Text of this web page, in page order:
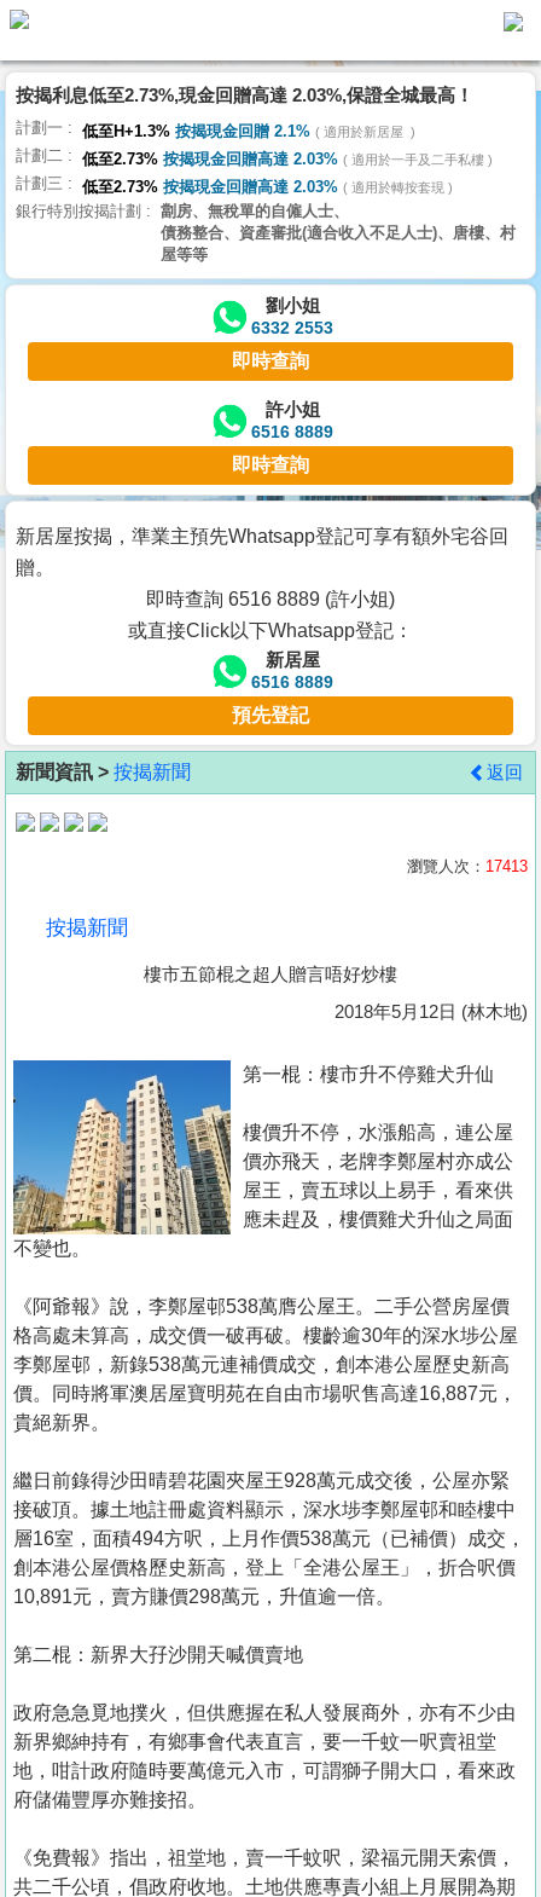
代
理
主
頁
搵
樓/
交
業
主
宅
谷
按
客
地
產
冊
關
我
們
按揭利息低至2.73%,現金回贈高達 2.03%,保證全城最高！
計劃一 低至H+1.3% 按揭現金回贈 2.1% 適用於新居屋
計劃二 低至2.73% 按揭現金回贈高達 2.03% 適用於一手及二手私樓
計劃三 低至2.73% 按揭現金回贈高達 2.03% 適用於轉按套現
銀行特別按揭計劃
劏房、無稅單的自僱人士、
債務整合、資產審批(適合收入不足人士)、唐樓、村
屋等等
劉小姐
6332 2553
即時查詢
許小姐
6516 8889
即時查詢
新居屋按揭，準業主預先Whatsapp登記可享有額外宅谷回
贈。
即時查詢 6516 8889 (許小姐)
或直接Click以下Whatsapp登記：
新居屋
6516 8889
預先登記
新聞資訊 > 按揭新聞 返回
瀏覽人次： 17413
按揭新聞
樓市五節棍之超人贈言唔好炒樓
2018年5月12日 (林木地)
第一棍：樓市升不停雞犬升仙
樓價升不停，水漲船高，連公屋
價亦飛天，老牌李鄭屋村亦成公
屋王，賣五球以上易手，看來供
應未趕及，樓價雞犬升仙之局面
不變也。
《阿爺報》說，李鄭屋邨538萬膺公屋王。二手公營房屋價
格高處未算高，成交價一破再破。樓齡逾30年的深水埗公屋
李鄭屋邨，新錄538萬元連補價成交，創本港公屋歷史新高
價。同時將軍澳居屋寶明苑在自由市場呎售高達16,887元，
貴絕新界。
繼日前錄得沙田晴碧花園夾屋王928萬元成交後，公屋亦緊
接破頂。據土地註冊處資料顯示，深水埗李鄭屋邨和睦樓中
層16室，面積494方呎，上月作價538萬元（已補價）成交，
創本港公屋價格歷史新高，登上「全港公屋王」，折合呎價
10,891元，賣方賺價298萬元，升值逾一倍。
第二棍：新界大孖沙開天喊價賣地
政府急急覓地撲火，但供應握在私人發展商外，亦有不少由
新界鄉紳持有，有鄉事會代表直言，要一千蚊一呎賣祖堂
地，咁計政府隨時要萬億元入市，可謂獅子開大口，看來政
府儲備豐厚亦難接招。
《免費報》指出，祖堂地，賣一千蚊呎，梁福元開天索價，
共二千公頃，倡政府收地。土地供應專責小組上月展開為期